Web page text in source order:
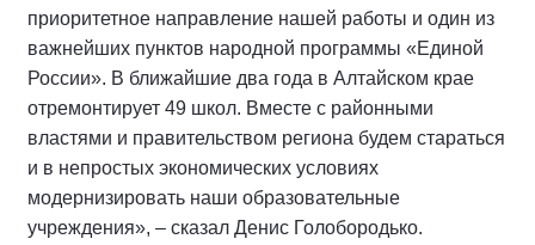
приоритетное направление нашей работы и один из
важнейших пунктов народной программы «Единой
России». В ближайшие два года в Алтайском крае
отремонтирует 49 школ. Вместе с районными
властями и правительством региона будем стараться
и в непростых экономических условиях
модернизировать наши образовательные
учреждения», – сказал Денис Голобородько.